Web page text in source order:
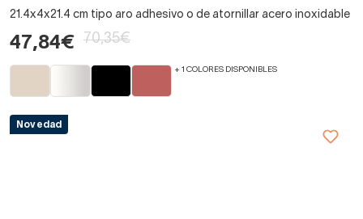
21.4x4x21.4 cm tipo aro adhesivo o de atornillar acero inoxidable
47,84€ 70,35€
+ 1 COLORES DISPONIBLES
Novedad